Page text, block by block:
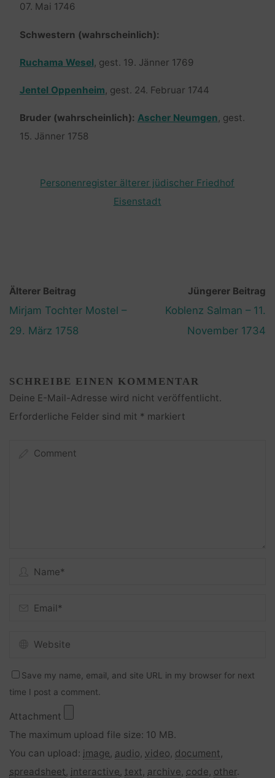
07. Mai 1746
Schwestern (wahrscheinlich):
Ruchama Wesel, gest. 19. Jänner 1769
Jentel Oppenheim, gest. 24. Februar 1744
Bruder (wahrscheinlich): Ascher Neumgen, gest.
15. Jänner 1758
Personenregister älterer jüdischer Friedhof
Eisenstadt
Älterer Beitrag
Mirjam Tochter Mostel –
29. März 1758
Jüngerer Beitrag
Koblenz Salman – 11.
November 1734
SCHREIBE EINEN KOMMENTAR
Deine E-Mail-Adresse wird nicht veröffentlicht.
Erforderliche Felder sind mit * markiert
Save my name, email, and site URL in my browser for next
time I post a comment.
Attachment
The maximum upload file size: 10 MB.
You can upload: image, audio, video, document,
spreadsheet, interactive, text, archive, code, other.